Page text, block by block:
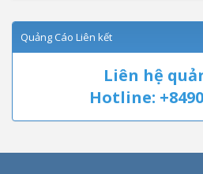
Quảng Cáo Liên kết
Liên hệ
Hotline: